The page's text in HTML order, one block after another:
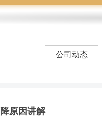
公司动态
原因讲解